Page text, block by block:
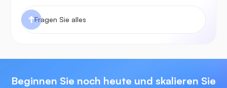
Beginnen Sie noch heute und skalieren Sie